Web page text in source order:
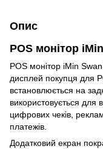
Опис
POS монітор
POS монітор iMin
дисплей покупця для
встановлюється на
використовується для
цифрових чеків,
платежів.
Додатковий екран